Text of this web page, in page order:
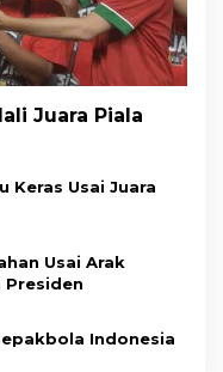
Juara Piala
Keras Usai Juara
Usai Arak
Presiden
Indonesia